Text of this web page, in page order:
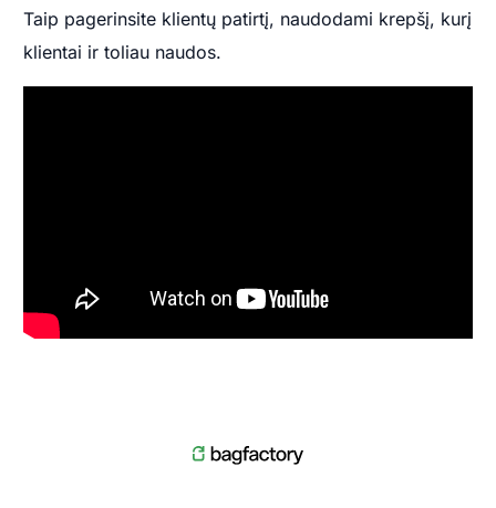
Taip pagerinsite klientų patirtį, naudodami krepšį, kurį
klientai ir toliau naudos.